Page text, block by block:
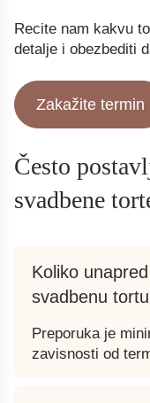
Recite nam kakvu
detalje i obezbediti
Zakažite termin
Često
svadbene
Koliko
svadbenu
Preporuka je
zavisnosti od